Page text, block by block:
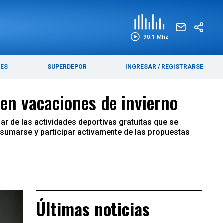
90.1 Mhz
SUPERDEPOR INGRESAR / REGISTRARSE
vacaciones de invierno
de las actividades deportivas gratuitas que se
y participar activamente de las propuestas
Últimas noticias